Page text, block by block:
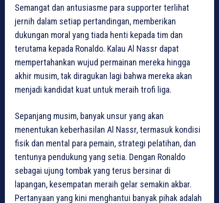
Semangat dan antusiasme para supporter terlihat
jernih dalam setiap pertandingan, memberikan
dukungan moral yang tiada henti kepada tim dan
terutama kepada Ronaldo. Kalau Al Nassr dapat
mempertahankan wujud permainan mereka hingga
akhir musim, tak diragukan lagi bahwa mereka akan
menjadi kandidat kuat untuk meraih trofi liga.
Sepanjang musim, banyak unsur yang akan
menentukan keberhasilan Al Nassr, termasuk kondisi
fisik dan mental para pemain, strategi pelatihan, dan
tentunya pendukung yang setia. Dengan Ronaldo
sebagai ujung tombak yang terus bersinar di
lapangan, kesempatan meraih gelar semakin akbar.
Pertanyaan yang kini menghantui banyak pihak adalah